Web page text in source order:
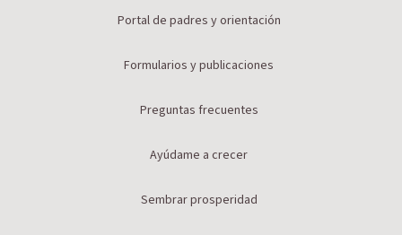
Portal de padres y orientación
Formularios y publicaciones
Preguntas frecuentes
Ayúdame a crecer
Sembrar prosperidad